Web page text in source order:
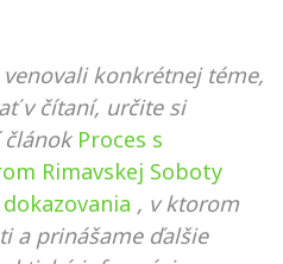
konkrétnej téme,
v čítaní, určite si
Proces s
Rimavskej Soboty
, v ktorom
a prinášame ďalšie